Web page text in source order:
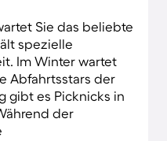
Sie das beliebte
spezielle
Im Winter wartet
Abfahrtsstars der
gibt es Picknicks in
der